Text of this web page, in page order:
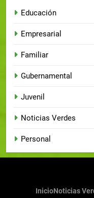
Educación
Empresarial
Familiar
Gubernamental
Juvenil
Noticias Verdes
Personal
InicioNoticias